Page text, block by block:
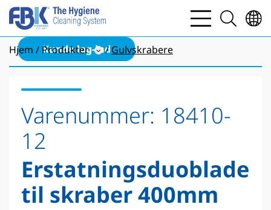
bars
light
search
light
Kunde log-ind
Hjem Produkter Gulvskrabere
Varenummer: 18410-
12
Erstatningsduoblade
til skraber 400mm